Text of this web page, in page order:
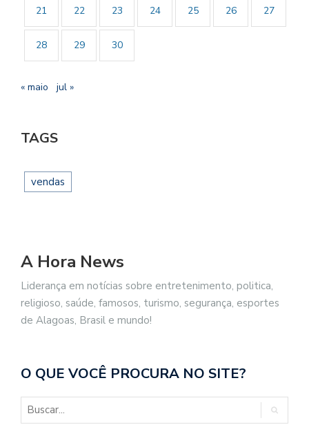
21 22 23 24 25 26 27
28 29 30
« maio jul »
TAGS
vendas
A Hora News
Liderança em notícias sobre entretenimento, politica,
religioso, saúde, famosos, turismo, segurança, esportes
de Alagoas, Brasil e mundo!
O QUE VOCÊ PROCURA NO SITE?